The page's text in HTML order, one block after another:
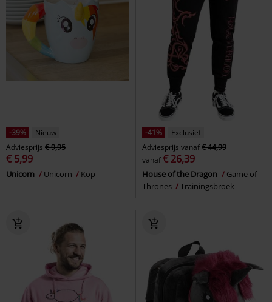
-39%
Nieuw
Adviesprijs € 9,95
€ 5,99
Unicorn Unicorn Kop
-41%
Exclusief
Adviesprijs vanaf€ 44,99
vanaf€ 26,39
House of the Dragon
Game of
Thrones
Trainingsbroek